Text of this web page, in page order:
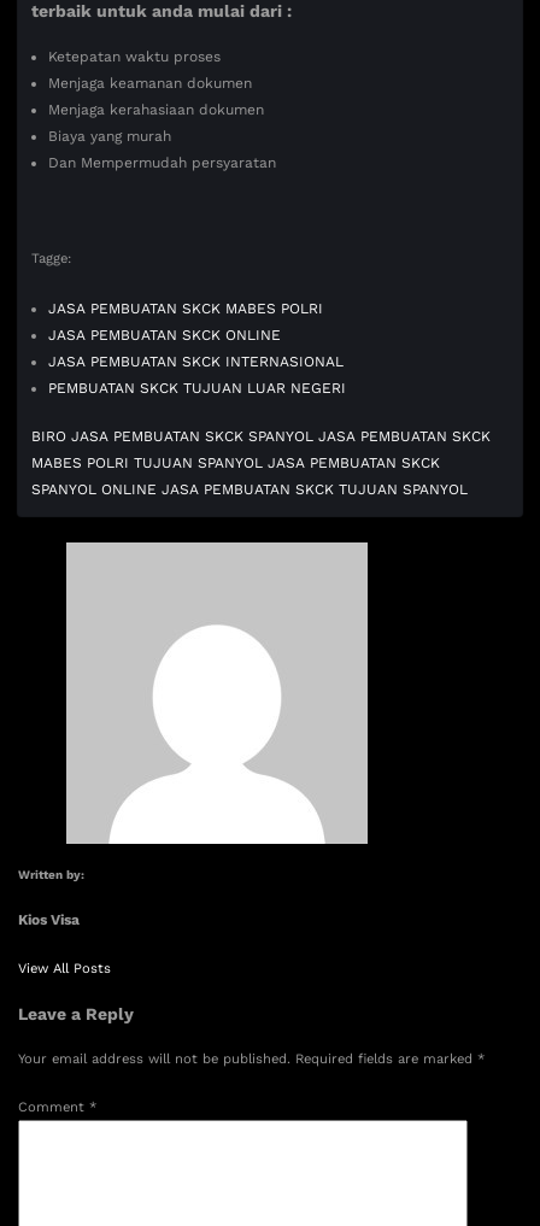
terbaik untuk anda mulai dari :
Ketepatan waktu proses
Menjaga keamanan dokumen
Menjaga kerahasiaan dokumen
Biaya yang murah
Dan Mempermudah persyaratan
Tagge:
JASA PEMBUATAN SKCK MABES POLRI
JASA PEMBUATAN SKCK ONLINE
JASA PEMBUATAN SKCK INTERNASIONAL
PEMBUATAN SKCK TUJUAN LUAR NEGERI
BIRO JASA PEMBUATAN SKCK SPANYOL JASA PEMBUATAN SKCK
MABES POLRI TUJUAN SPANYOL JASA PEMBUATAN SKCK
SPANYOL ONLINE JASA PEMBUATAN SKCK TUJUAN SPANYOL
Written by:
Kios Visa
View All Posts
Leave a Reply
Your email address will not be published. Required fields are marked *
Comment *